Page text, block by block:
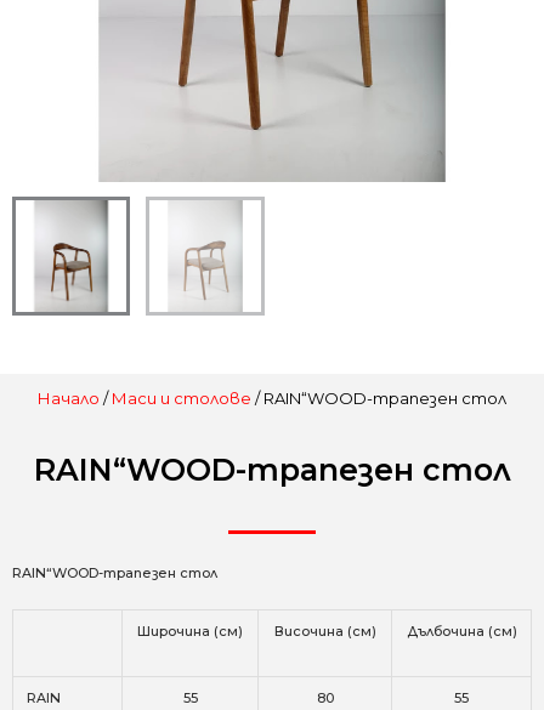
Начало /Маси и столове / RAIN“WOOD-трапезен стол
RAIN“WOOD-трапезен стол
RAIN“WOOD-трапезен стол
Широчина (см) Височина (см) Дълбочина (см)
RAIN 55 80 55